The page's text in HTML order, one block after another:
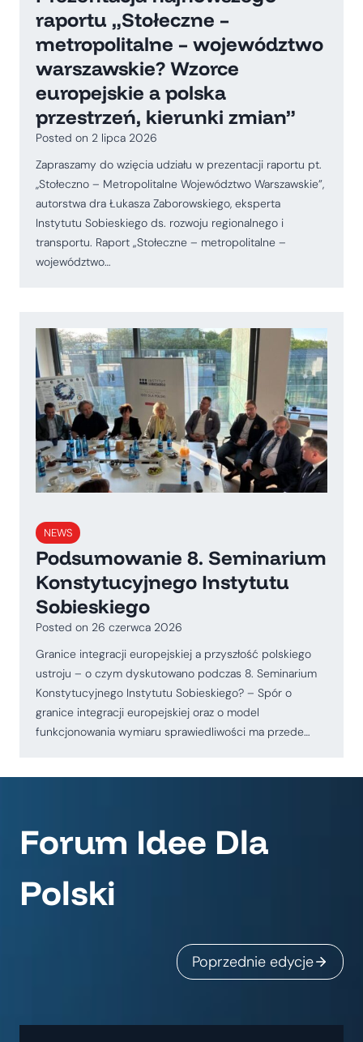
raportu „Stołeczne –
metropolitalne – województwo
warszawskie? Wzorce
europejskie a polska
przestrzeń, kierunki zmian”
Posted on 2 lipca 2026
Zapraszamy do wzięcia udziału w prezentacji raportu pt.
,,Stołeczno – Metropolitalne Województwo Warszawskie”,
autorstwa dra Łukasza Zaborowskiego, eksperta
Instytutu Sobieskiego ds. rozwoju regionalnego i
transportu. Raport „Stołeczne – metropolitalne –
województwo…
NEWS
Podsumowanie 8. Seminarium
Konstytucyjnego Instytutu
Sobieskiego
Posted on 26 czerwca 2026
Granice integracji europejskiej a przyszłość polskiego
ustroju – o czym dyskutowano podczas 8. Seminarium
Konstytucyjnego Instytutu Sobieskiego? – Spór o
granice integracji europejskiej oraz o model
funkcjonowania wymiaru sprawiedliwości ma przede…
Forum Idee Dla
Polski
Poprzednie edycje